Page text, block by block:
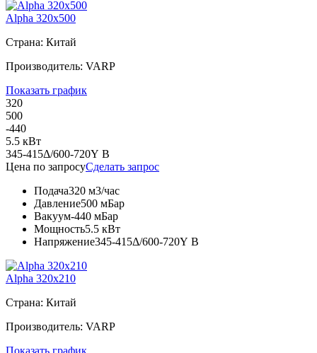
Alpha 320x500
Страна: Китай
Производитель: VARP
Показать график
320
500
-440
5.5 кВт
345-415Δ/600-720Y В
Цена по запросуСделать запрос
Подача320 м3/час
Давление500 мБар
Вакуум-440 мБар
Мощность5.5 кВт
Напряжение345-415Δ/600-720Y В
Alpha 320x210
Страна: Китай
Производитель: VARP